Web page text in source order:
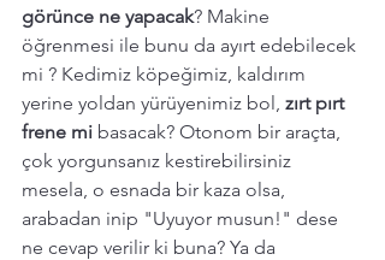
görünce ne yapacak? Makine
öğrenmesi ile bunu da ayırt edebilecek
mi ? Kedimiz köpeğimiz, kaldırım
yerine yoldan yürüyenimiz bol, zırt pırt
frene mi basacak? Otonom bir araçta,
çok yorgunsanız kestirebilirsiniz
mesela, o esnada bir kaza olsa,
arabadan inip "Uyuyor musun!" dese
ne cevap verilir ki buna? Ya da